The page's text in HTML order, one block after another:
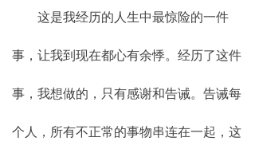
这是我经历的人生中最惊险的一件
事，让我到现在都心有余悸。经历了这件
事，我想做的，只有感谢和告诫。告诫每
个人，所有不正常的事物串连在一起，这